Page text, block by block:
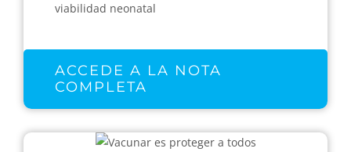
viabilidad neonatal
ACCEDE A LA NOTA
COMPLETA